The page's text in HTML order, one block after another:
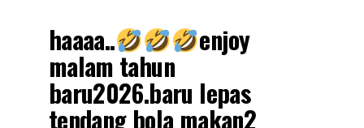
haaaa.. enjoy
malam tahun
baru2026.baru lepas
tendang bola makan2